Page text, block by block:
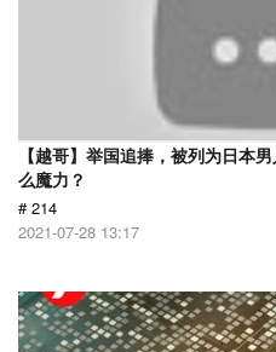
【越哥】举国追捧，被列为日本
么魔力？
# 214
2021-07-28 13:17